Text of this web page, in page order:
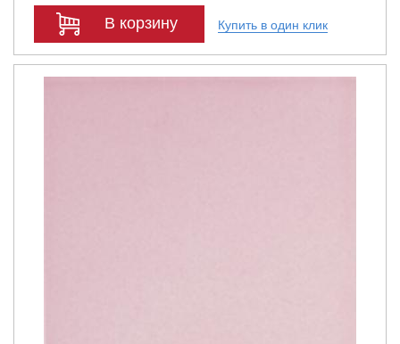
В корзину Купить в один клик